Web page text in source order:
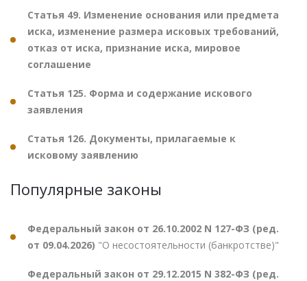
Статья 49. Изменение основания или предмета
иска, изменение размера исковых требований,
отказ от иска, признание иска, мировое
соглашение
Статья 125. Форма и содержание искового
заявления
Статья 126. Документы, прилагаемые к
исковому заявлению
Популярные законы
Федеральный закон от 26.10.2002 N 127-ФЗ (ред.
от 09.04.2026) "О несостоятельности (банкротстве)"
Федеральный закон от 29.12.2015 N 382-ФЗ (ред.